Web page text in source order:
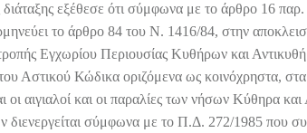
διάταξης εξέθεσε ότι σύμφωνα με το άρθρο 16
το άρθρο 84 του Ν. 1416/84, στην
Εγχωρίου Περιουσίας Κυθήρων και
Αστικού Κώδικα οριζόμενα ως κοινόχρηστα,
οι αιγιαλοί και οι παραλίες των νήσων Κύθηρα
διενεργείται σύμφωνα με το Π.Δ. 272/1985 που